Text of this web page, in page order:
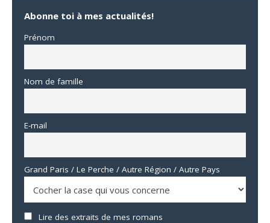
Abonne toi à mes actualités!
Prénom
Nom de famille
E-mail
Grand Paris / Le Perche / Autre Région / Autre Pays
Lire des extraits de mes romans